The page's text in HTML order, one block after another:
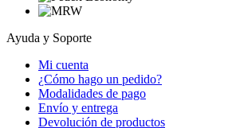
Ayuda y Soporte
Mi cuenta
¿Cómo hago un pedido?
Modalidades de pago
Envío y entrega
Devolución de productos